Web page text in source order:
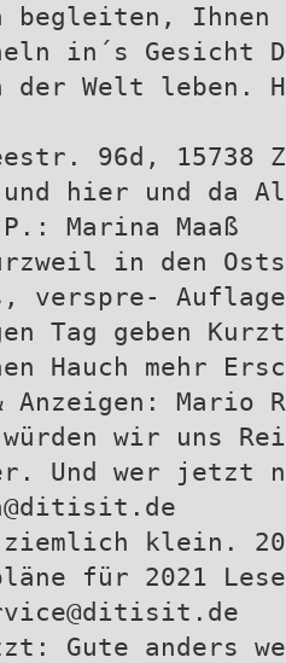
begleiten,
in´s Gesicht
der Welt leben.
96d, 15738
und hier und da
Marina Maaß
in den
verspre-
Tag geben
Hauch mehr
Anzeigen: Mario
würden wir uns
Und wer jetzt
klein.
für 2021
Gute anders